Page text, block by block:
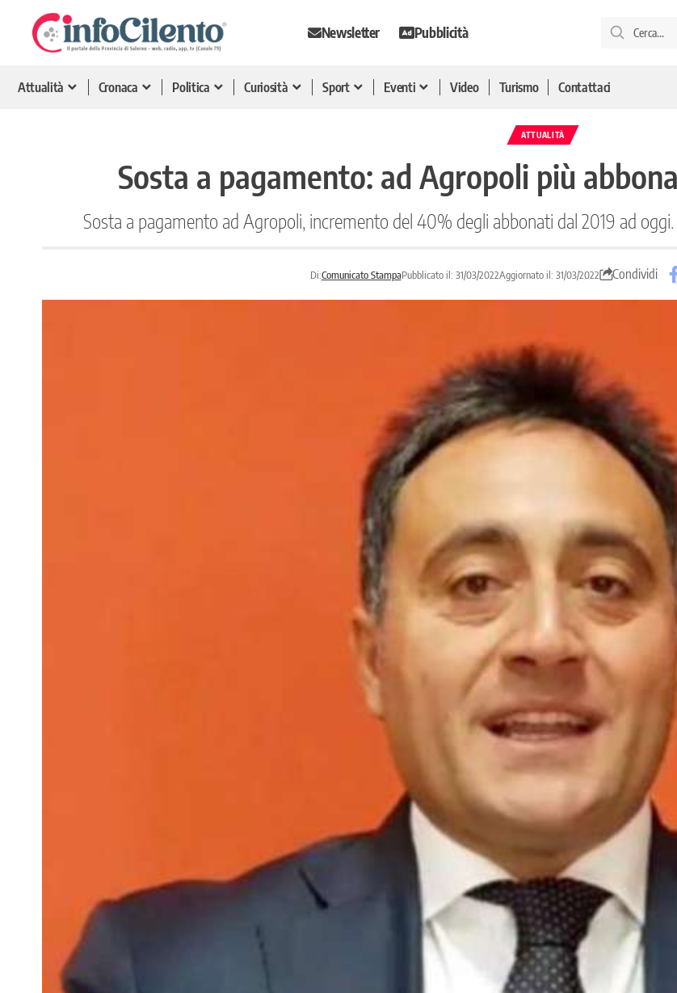
Newsletter Pubblicità
Attualità Cronaca Politica Curiosità Sport Eventi Video Turismo Contattaci
ATTUALITÀ
Sosta a pagamento: ad Agropoli più
Sosta a pagamento ad Agropoli, incremento del 40% degli abbonati dal 2019 ad
Di:Comunicato StampaPubblicato il: 31/03/2022Aggiornato il: 31/03/2022 Condividi